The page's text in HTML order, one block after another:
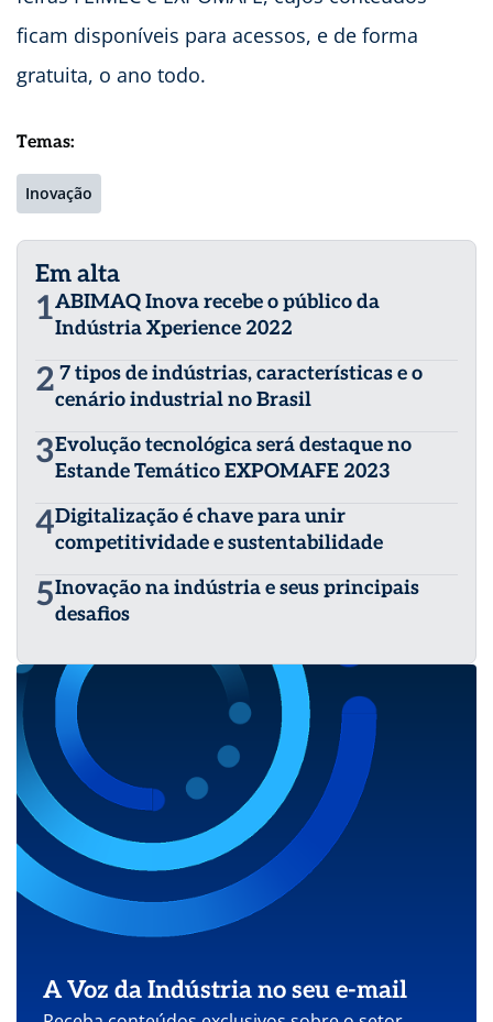
ficam disponíveis para acessos, e de forma
gratuita, o ano todo.
Temas:
Inovação
Em alta
1ABIMAQ Inova recebe o público da
Indústria Xperience 2022
2 7 tipos de indústrias, características e o
cenário industrial no Brasil
3Evolução tecnológica será destaque no
Estande Temático EXPOMAFE 2023
4Digitalização é chave para unir
competitividade e sustentabilidade
5Inovação na indústria e seus principais
desafios
A Voz da Indústria no seu e-mail